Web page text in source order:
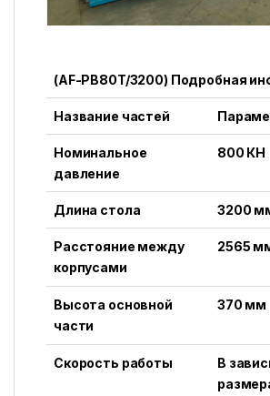
(AF-PB80T/3200) Подробная
Название частей
Номинальное
давление
800 КН
Длина стола 3200
Расстояние между
корпусами
2565
Высота основной
части
370 мм
Скорость работы
В